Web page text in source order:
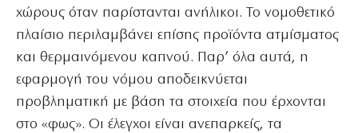
χώρους όταν παρίστανται ανήλικοι. Το νομοθετικό
πλαίσιο περιλαμβάνει επίσης προϊόντα ατμίσματος
και θερμαινόμενου καπνού. Παρ’ όλα αυτά, η
εφαρμογή του νόμου αποδεικνύεται
προβληματική με βάση τα στοιχεία που έρχονται
στο «φως». Οι έλεγχοι είναι ανεπαρκείς, τα